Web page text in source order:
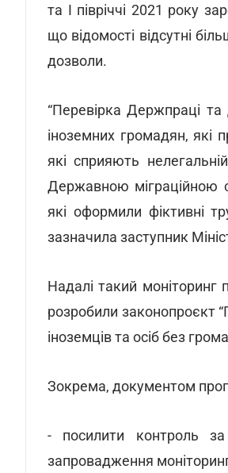
та І півріччі 2021 року
що відомості відсутні
дозволи.
“Перевірка Держпраці
іноземних громадян, які
які сприяють
Державною міграційною
які оформили фіктивні
зазначила заступник
Надалі такий моніторинг
розробили законопроєкт
іноземців та осіб без
Зокрема, документом
- посилити контроль
запровадження